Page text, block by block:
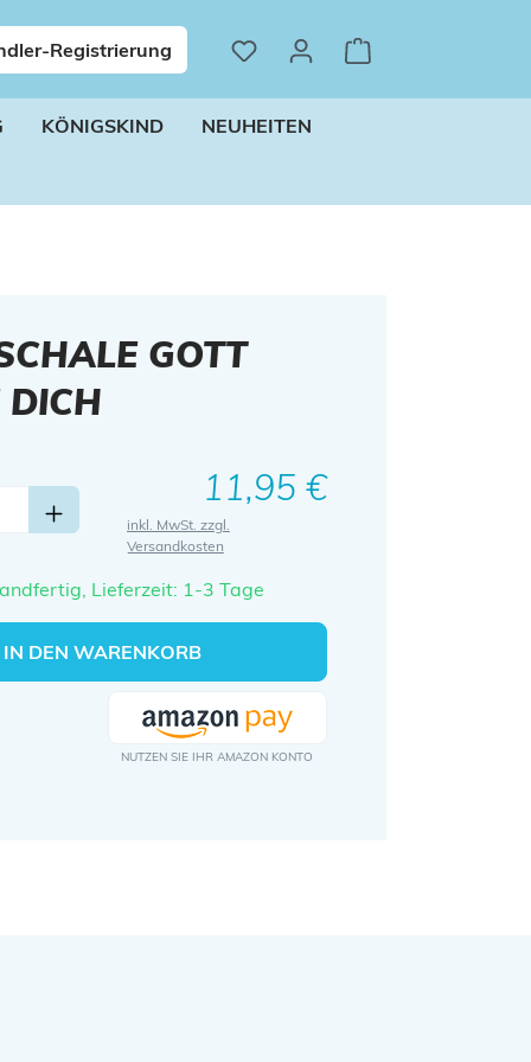
Registrierung
KÖNIGSKIND NEUHEITEN
GOTT
DICH
Regulärer Preis:
11,95 €
inkl. MwSt. zzgl.
Versandkosten
Lieferzeit: 1-3 Tage
IN DEN WARENKORB